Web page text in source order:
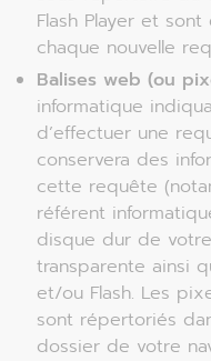
Flash Player et
chaque nouvelle
Balises web (ou
informatique
d’effectuer une
conservera des
cette requête
référent
disque dur de
transparente ainsi
et/ou Flash. Les
sont répertoriés
dossier de votre